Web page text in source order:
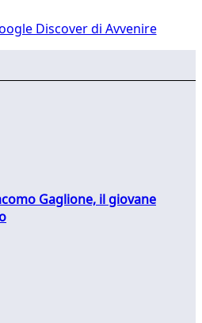
Discover di Avvenire
Gaglione, il giovane